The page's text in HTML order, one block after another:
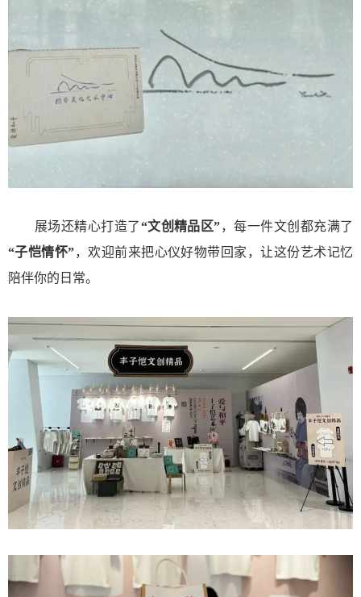
展场还精心打造了“文创精品区”，每一件文创都充满了
“子恺情怀”，欢迎前来把心仪好物带回家，让这份艺术记忆
陪伴你的日常。